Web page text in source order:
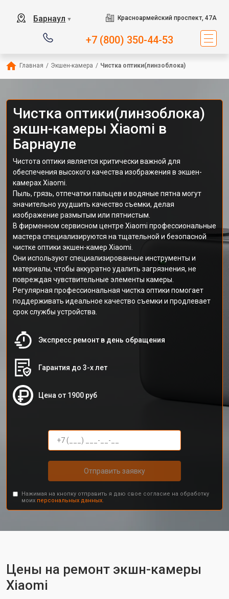
Барнаул ▼ Красноармейский проспект, 47А
+7 (800) 350-44-53
Главная / Экшен-камера / Чистка оптики(линзоблока)
Чистка оптики(линзоблока)
экшн-камеры Xiaomi в
Барнауле
Чистота оптики является критически важной для
обеспечения высокого качества изображения в экшен-
камерах Xiaomi.
Пыль, грязь, отпечатки пальцев и водяные пятна могут
значительно ухудшить качество съемки, делая
изображение размытым или пятнистым.
В фирменном сервисном центре Xiaomi профессиональные
мастера специализируются на тщательной и безопасной
чистке оптики экшен-камер Xiaomi.
Они используют специализированные инструменты и
материалы, чтобы аккуратно удалить загрязнения, не
повреждая чувствительные элементы камеры.
Регулярная профессиональная чистка оптики помогает
поддерживать идеальное качество съемки и продлевает
срок службы устройства.
Экспресс ремонт в день обращения
Гарантия до 3-х лет
Цена от 1900 руб
Отправить заявку
Нажимая на кнопку отправить я даю свое согласие на обработку
моих персональных данных.
Цены на ремонт экшн-камеры
Xiaomi